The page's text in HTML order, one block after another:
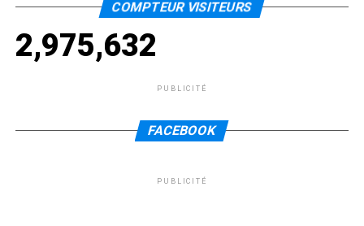
COMPTEUR VISITEURS
2,975,632
PUBLICITÉ
FACEBOOK
PUBLICITÉ